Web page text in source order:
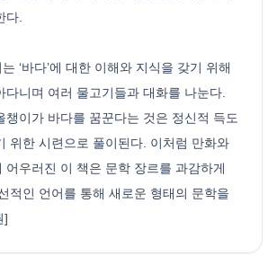
다.
‘바다’에 대한 이해와 지식을 갖기 위해
다니며 여러 물고기들과 대화를 나눈다.
챙이가 바다를 꿈꾼다는 것은 정신적 득도
위한 시련으로 풀이된다. 이처럼 만화와
어우러진 이 책은 문학 장르를 과감하게
적인 언어를 통해 새로운 형태의 문학을
]